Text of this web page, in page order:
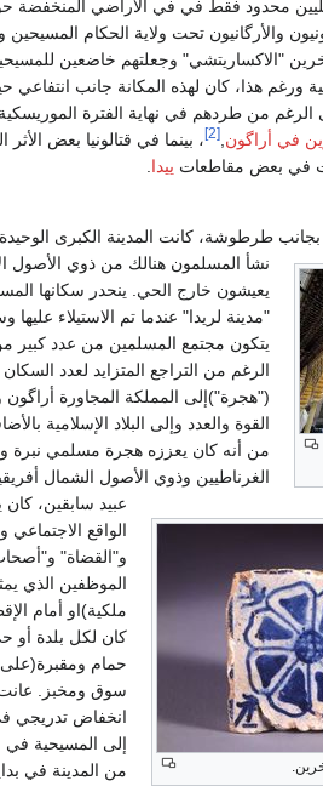
محدود فقط في في الأراضي المنخفضة
والأرگانيون تحت ولاية الحكام
"الاكساريتشي" وجعلتهم خاضعين
ورغم هذا، كان لهذه المكانة جانب انتفاعي
الرغم من طردهم في نهاية الفترة
في أراگون,
[2] ، بينما في قتالونيا بعض
في بعض مقاطعات ييدا.
بجانب طرطوشة، كانت المدينة الكبرى
نشأ المسلمون هنالك من ذوي الأصول
يعيشون خارج الحي. ينحدر سكانها
"مدينة لريدا" عندما تم الاستيلاء
يتكون مجتمع المسلمين من عدد كبير
الرغم من التراجع المتزايد لعدد
("هجرة")إلى المملكة المجاورة
القوة والعدد وإلى البلاد الإسلامية
من أنه كان يعززه هجرة مسلمي نبرة و
الغرناطيين وذوي الأصول الشمال
عبيد سابقين،
الواقع
و"القضاة" و"أصحاب
الموظفين الذي
ملكية)او أمام
كان لكل بلدة أو
حمام ومقبرة(على
سوق ومخبز.
انخفاض تدريجي في
إلى المسيحية في
من المدينة في